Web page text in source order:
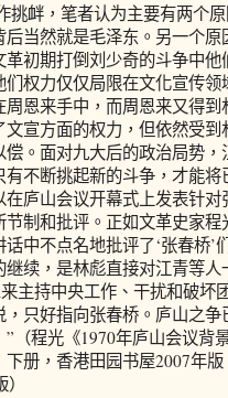
衅，笔者认为主要有两个
当然就是毛泽东。另一个
初期打倒刘少奇的斗争中
权力仅仅局限在文化宣传
恩来手中，而周恩来又得
宣方面的权力，但依然受
。面对九大后的政治局势
不断挑起新的斗争，才能
庐山会议开幕式上发表针
制和批评。正如文革史家程
中不点名地批评了‘张春桥’
续，是林彪直接对江青等
主持中央工作、干扰和破坏
只好指向张春桥。庐山之争
（程光《1970年庐山会议背
册，香港田园书屋2007年